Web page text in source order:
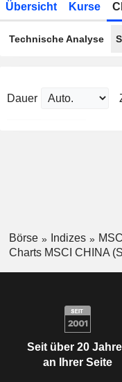
Übersicht Kurse
Technische Analyse
Dauer
Börse Indizes
Charts MSCI CHINA
Seit über 20
an Ihrer Seite